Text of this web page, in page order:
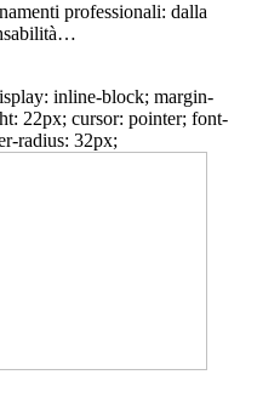
professionali: dalla
inline-block; margin-
22px; cursor: pointer; font-
radius: 32px;